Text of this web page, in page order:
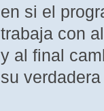
en si el
trabaja con
y al final
su